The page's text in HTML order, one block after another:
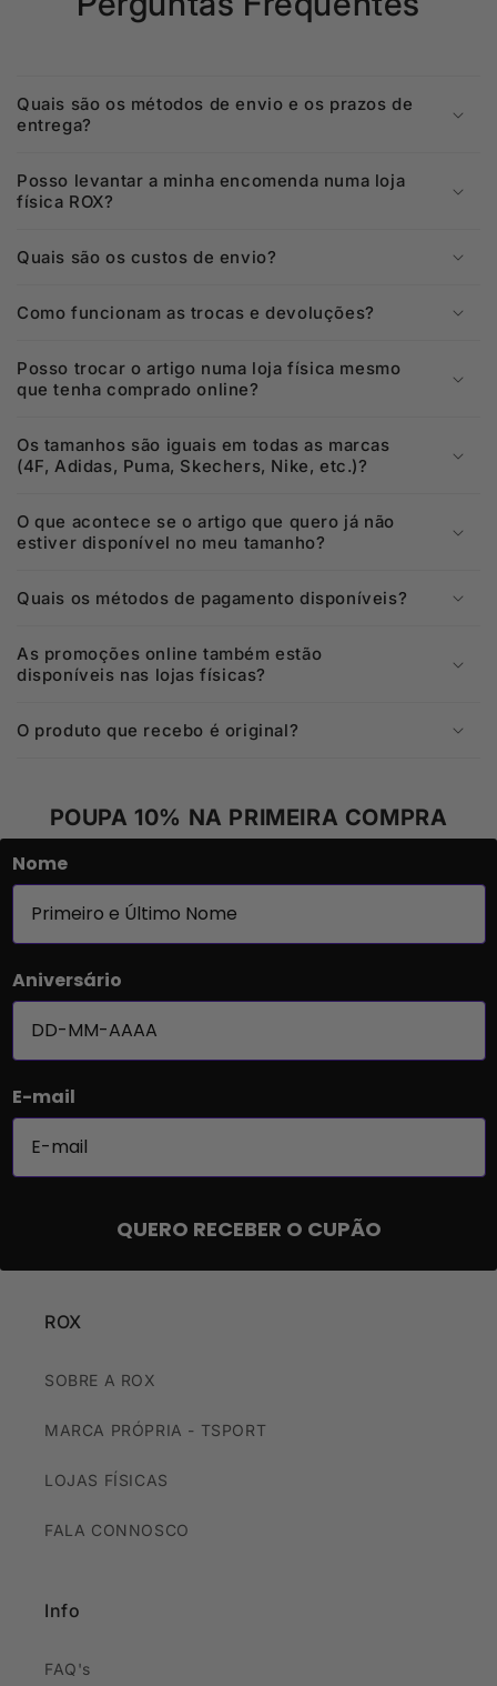
Quais são os métodos de envio e os prazos de
entrega?
Posso levantar a minha encomenda numa loja
física ROX?
Quais são os custos de envio?
Como funcionam as trocas e devoluções?
Posso trocar o artigo numa loja física mesmo
que tenha comprado online?
Os tamanhos são iguais em todas as marcas
(4F, Adidas, Puma, Skechers, Nike, etc.)?
O que acontece se o artigo que quero já não
estiver disponível no meu tamanho?
Quais os métodos de pagamento disponíveis?
As promoções online também estão
disponíveis nas lojas físicas?
O produto que recebo é original?
POUPA 10% NA PRIMEIRA COMPRA
Nome
Aniversário
E-mail
QUERO RECEBER O CUPÃO
ROX
SOBRE A ROX
MARCA PRÓPRIA - TSPORT
LOJAS FÍSICAS
FALA CONNOSCO
Info
FAQ's